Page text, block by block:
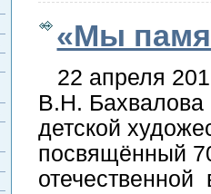
«Мы
22 апреля
В.Н. Бахвалова
детской
посвящённый